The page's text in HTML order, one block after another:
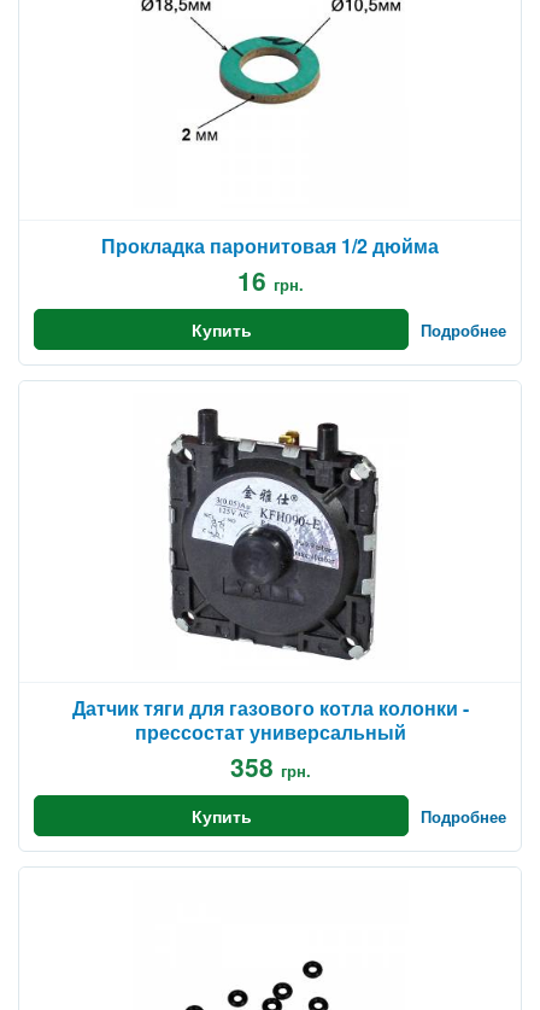
Прокладка паронитовая 1/2 дюйма
16 грн.
Купить Подробнее
Датчик тяги для газового котла колонки -
прессостат универсальный
358 грн.
Купить Подробнее